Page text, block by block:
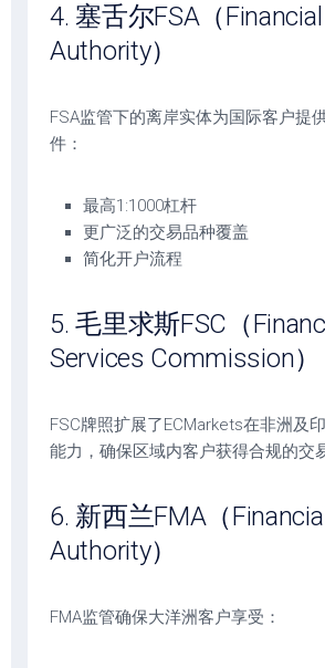
4. 塞舌尔FSA（
Authority）
FSA监管下的离岸实体为国际客户提
件：
最高1:1000杠杆
更广泛的交易品种覆盖
简化开户流程
5. 毛里求斯FSC（
Services Commission）
FSC牌照扩展了ECMarkets在非洲及
能力，确保区域内客户获得合规的交
6. 新西兰FMA（
Authority）
FMA监管确保大洋洲客户享受：